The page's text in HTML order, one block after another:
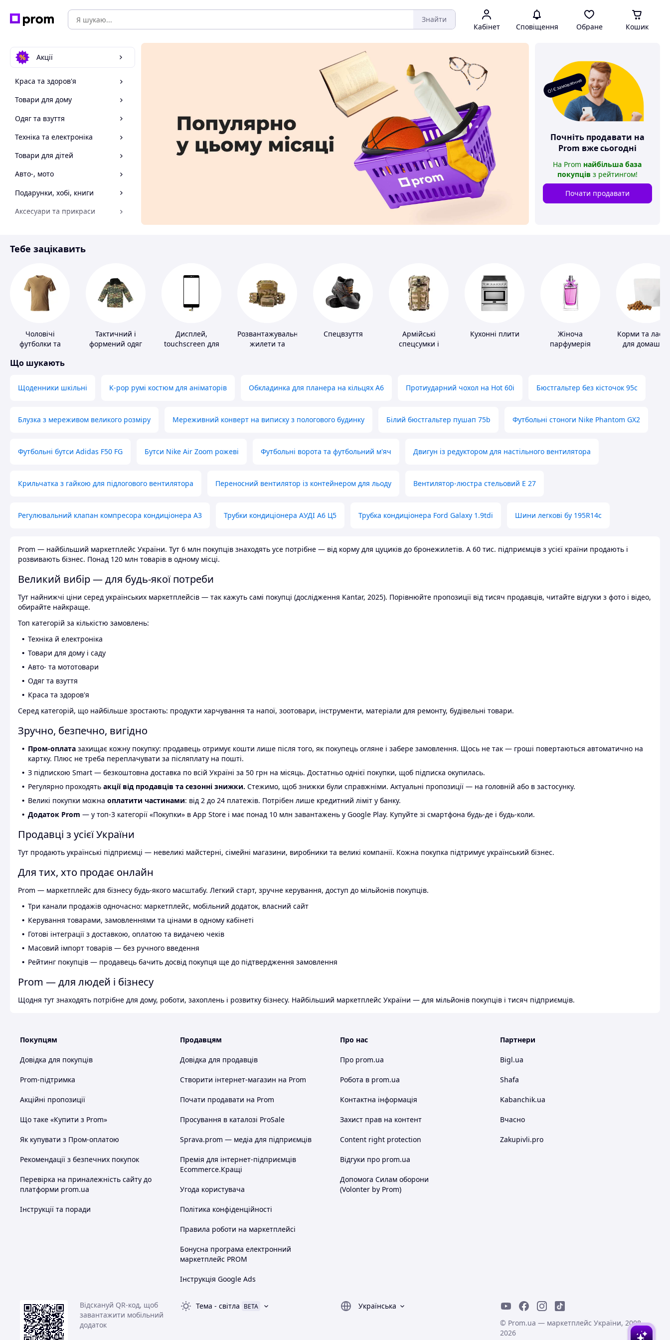
Знайти
Кабінет Сповіщення Обране Кошик
Акції
Краса та здоров'я
Товари для дому
Одяг та взуття
Техніка та електроніка
Товари для дітей
Авто-, мото
Подарунки, хобі, книги
Аксесуари та прикраси
Спорт і відпочинок
О! Є замовлення
Почніть продавати на
Prom вже сьогодні
На Prom найбільша база
покупців з рейтингом!
Почати продавати
Тебе зацікавить
Чоловічі
футболки та
Тактичний і
формений одяг
Дисплей,
touchscreen для
Розвантажувальні
жилети та
Спецвзуття
Армійські
спецсумки і
Кухонні плити
Жіноча
парфумерія
Корми та
для домашніх
Що шукають
Щоденники шкільні K-pop румі костюм для аніматорів Обкладинка для планера на кільцях А6 Протиударний чохол на Hot 60i Бюстгальтер без кісточок 95с
Блузка з мереживом великого розміру Мереживний конверт на виписку з пологового будинку Білий бюстгальтер пушап 75b Футбольні стоноги Nike Phantom GX2
Футбольні бутси Adidas F50 FG Бутси Nike Air Zoom рожеві Футбольні ворота та футбольний м'яч Двигун із редуктором для настільного вентилятора
Крильчатка з гайкою для підлогового вентилятора Переносний вентилятор із контейнером для льоду Вентилятор-люстра стельовий E 27
Регулювальний клапан компресора кондиціонера А3 Трубки кондиціонера АУДІ А6 Ц5 Трубка кондиціонера Ford Galaxy 1.9tdi Шини легкові бу 195R14c
Prom — найбільший маркетплейс України. Тут 6 млн покупців знаходять усе потрібне — від корму для цуциків до бронежилетів. А 60 тис. підприємців з усієї країни продають і
розвивають бізнес. Понад 120 млн товарів в одному місці.
Великий вибір — для будь-якої потреби
Тут найнижчі ціни серед українських маркетплейсів — так кажуть самі покупці (дослідження Kantar, 2025). Порівнюйте пропозиції від тисяч продавців, читайте відгуки з фото і відео,
обирайте найкраще.
Топ категорій за кількістю замовлень:
Техніка й електроніка
Товари для дому і саду
Авто- та мототовари
Одяг та взуття
Краса та здоров'я
Серед категорій, що найбільше зростають: продукти харчування та напої, зоотовари, інструменти, матеріали для ремонту, будівельні товари.
Зручно, безпечно, вигідно
Пром-оплата захищає кожну покупку: продавець отримує кошти лише після того, як покупець огляне і забере замовлення. Щось не так — гроші повертаються автоматично на
картку. Плюс не треба переплачувати за післяплату на пошті.
З підпискою Smart — безкоштовна доставка по всій Україні за 50 грн на місяць. Достатньо однієї покупки, щоб підписка окупилась.
Регулярно проходять акції від продавців та сезонні знижки. Стежимо, щоб знижки були справжніми. Актуальні пропозиції — на головній або в застосунку.
Великі покупки можна оплатити частинами: від 2 до 24 платежів. Потрібен лише кредитний ліміт у банку.
Додаток Prom — у топ-3 категорії «Покупки» в App Store і має понад 10 млн завантажень у Google Play. Купуйте зі смартфона будь-де і будь-коли.
Продавці з усієї України
Тут продають українські підприємці — невеликі майстерні, сімейні магазини, виробники та великі компанії. Кожна покупка підтримує український бізнес.
Для тих, хто продає онлайн
Prom — маркетплейс для бізнесу будь-якого масштабу. Легкий старт, зручне керування, доступ до мільйонів покупців.
Три канали продажів одночасно: маркетплейс, мобільний додаток, власний сайт
Керування товарами, замовленнями та цінами в одному кабінеті
Готові інтеграції з доставкою, оплатою та видачею чеків
Масовий імпорт товарів — без ручного введення
Рейтинг покупців — продавець бачить досвід покупця ще до підтвердження замовлення
Prom — для людей і бізнесу
Щодня тут знаходять потрібне для дому, роботи, захоплень і розвитку бізнесу. Найбільший маркетплейс України — для мільйонів покупців і тисяч підприємців.
Покупцям
Довідка для покупців
Prom-підтримка
Акційні пропозиції
Що таке «Купити з Prom»
Як купувати з Пром-оплатою
Рекомендації з безпечних покупок
Перевірка на приналежність сайту до
платформи prom.ua
Інструкції та поради
Продавцям
Довідка для продавців
Створити інтернет-магазин на Prom
Почати продавати на Prom
Просування в каталозі ProSale
Sprava.prom — медіа для підприємців
Премія для інтернет-підприємців
Ecommerce.Кращі
Угода користувача
Політика конфіденційності
Правила роботи на маркетплейсі
Бонусна програма електронний
маркетплейс PROM
Інструкція Google Ads
Про нас
Про prom.ua
Робота в prom.ua
Контактна інформація
Захист прав на контент
Content right protection
Відгуки про prom.ua
Допомога Силам оборони
(Volonter by Prom)
Партнери
Bigl.ua
Shafa
Kabanchik.ua
Вчасно
Zakupivli.pro
Відскануй QR-код, щоб
завантажити мобільний
додаток
Тема - світла BETA
Українська
© Prom.ua — маркетплейс України, 2008-
2026